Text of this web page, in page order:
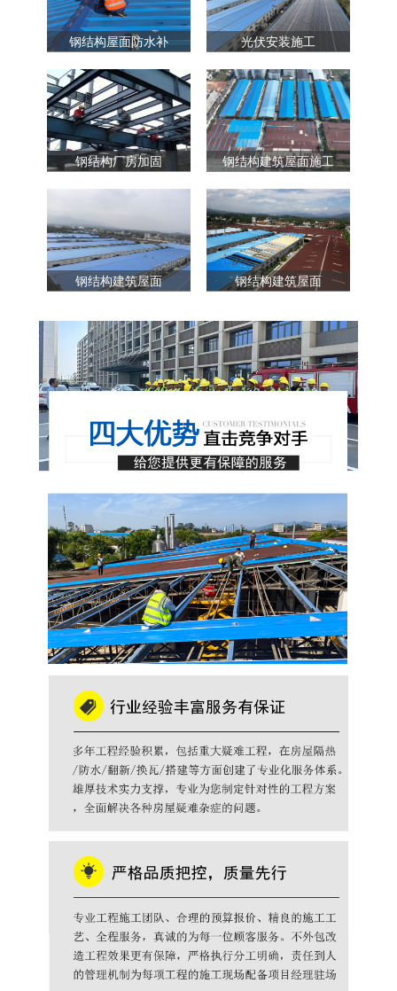
钢结构屋面防水补 光伏安装施工
钢结构厂房加固 钢结构建筑屋面施工
钢结构建筑屋面 钢结构建筑屋面